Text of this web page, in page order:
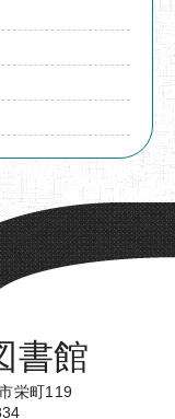
書館
栄町119